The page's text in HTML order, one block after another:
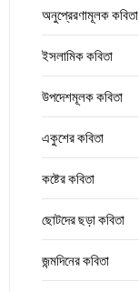
অনুপ্রেরণামূলক কবিতা
ইসলামিক কবিতা
উপদেশমূলক কবিতা
একুশের কবিতা
কষ্টের কবিতা
ছোটদের ছড়া কবিতা
জন্মদিনের কবিতা